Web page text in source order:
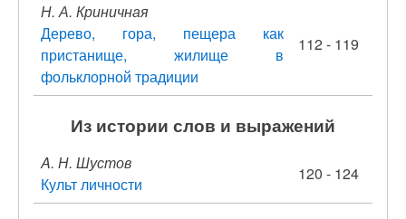
Н. А. Криничная
Дерево, гора, пещера как
пристанище, жилище в
фольклорной традиции
112 - 119
Из истории слов и выражений
A. Н. Шустов
Культ личности
120 - 124